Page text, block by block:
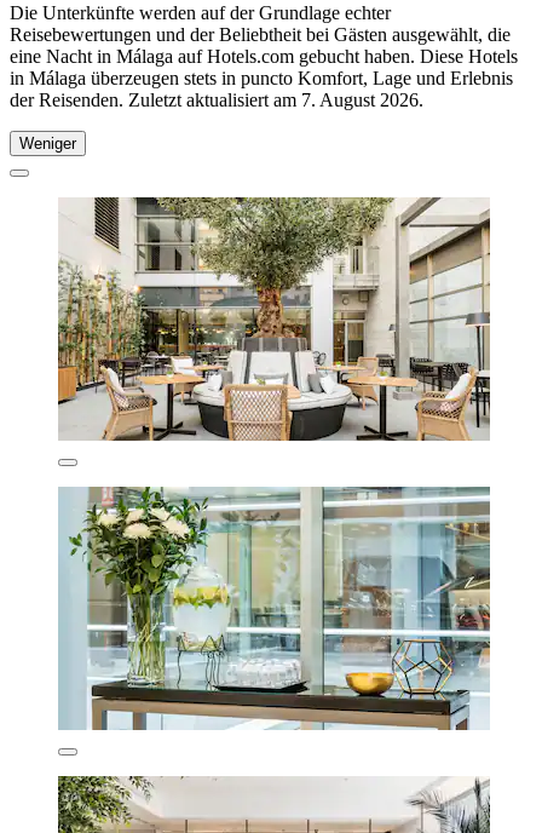
Die Unterkünfte werden auf der Grundlage echter
Reisebewertungen und der Beliebtheit bei Gästen ausgewählt, die
eine Nacht in Málaga auf Hotels.com gebucht haben. Diese Hotels
in Málaga überzeugen stets in puncto Komfort, Lage und Erlebnis
der Reisenden. Zuletzt aktualisiert am 7. August 2026.
Weniger